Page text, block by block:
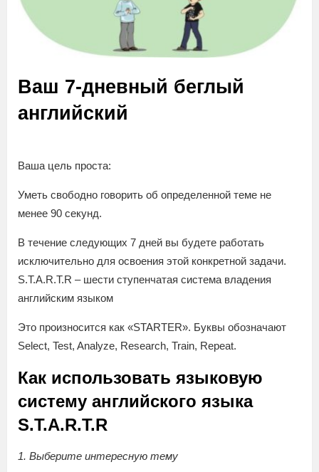
Ваш 7-дневный беглый
английский
Ваша цель проста:
Уметь свободно говорить об определенной теме не
менее 90 секунд.
В течение следующих 7 дней вы будете работать
исключительно для освоения этой конкретной задачи.
S.T.A.R.T.R – шести ступенчатая система владения
английским языком
Это произносится как «STARTER». Буквы обозначают
Select, Test, Analyze, Research, Train, Repeat.
Как использовать языковую
систему английского языка
S.T.A.R.T.R
1. Выберите интересную тему